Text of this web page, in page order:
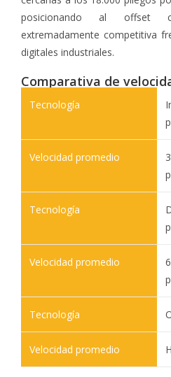
posicionando al offset
extremadamente competitiva
digitales industriales.
Comparativa de